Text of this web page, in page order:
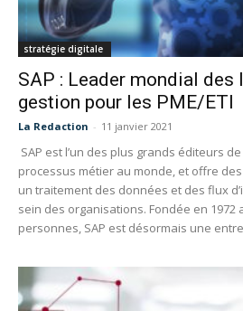
stratégie digitale
SAP : Leader mondial des
gestion pour les PME/ETI
La Redaction - 11 janvier 2021
SAP est l’un des plus grands éditeurs
processus métier au monde, et offre
un traitement des données et des flux
sein des organisations. Fondée en 1972
personnes, SAP est désormais une